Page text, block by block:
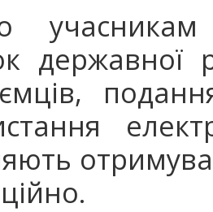
державної